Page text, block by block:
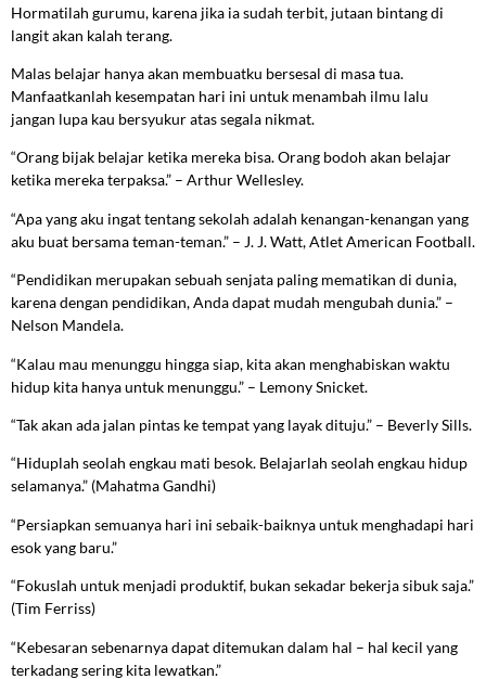
Hormatilah gurumu, karena jika ia sudah terbit, jutaan bintang di
langit akan kalah terang.
Malas belajar hanya akan membuatku bersesal di masa tua.
Manfaatkanlah kesempatan hari ini untuk menambah ilmu lalu
jangan lupa kau bersyukur atas segala nikmat.
“Orang bijak belajar ketika mereka bisa. Orang bodoh akan belajar
ketika mereka terpaksa.” – Arthur Wellesley.
“Apa yang aku ingat tentang sekolah adalah kenangan-kenangan yang
aku buat bersama teman-teman.” – J. J. Watt, Atlet American Football.
“Pendidikan merupakan sebuah senjata paling mematikan di dunia,
karena dengan pendidikan, Anda dapat mudah mengubah dunia.” –
Nelson Mandela.
“Kalau mau menunggu hingga siap, kita akan menghabiskan waktu
hidup kita hanya untuk menunggu.” – Lemony Snicket.
“Tak akan ada jalan pintas ke tempat yang layak dituju.” – Beverly Sills.
“Hiduplah seolah engkau mati besok. Belajarlah seolah engkau hidup
selamanya.” (Mahatma Gandhi)
“Persiapkan semuanya hari ini sebaik-baiknya untuk menghadapi hari
esok yang baru.”
“Fokuslah untuk menjadi produktif, bukan sekadar bekerja sibuk saja.”
(Tim Ferriss)
“Kebesaran sebenarnya dapat ditemukan dalam hal – hal kecil yang
terkadang sering kita lewatkan.”